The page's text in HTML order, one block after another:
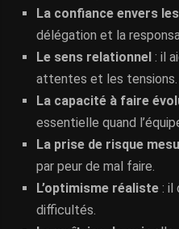
La confiance envers
délégation et la
Le sens relationnel : il
attentes et les tensions.
La capacité à faire
essentielle quand
La prise de risque
par peur de mal faire.
L’optimisme réaliste : il
difficultés.